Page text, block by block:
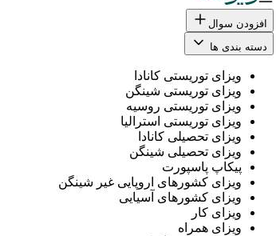
افزودن سوال
دسته بندی ها
ویزای توریستی کانادا
ویزای توریستی شینگن
ویزای توریستی روسیه
ویزای توریستی استرالیا
ویزای تحصیلی کانادا
ویزای تحصیلی شینگن
پیکاپ پاسپورت
ویزای کشورهای اروپایی غیر شینگن
ویزای کشورهای آسیایی
ویزای کار
ویزای همراه